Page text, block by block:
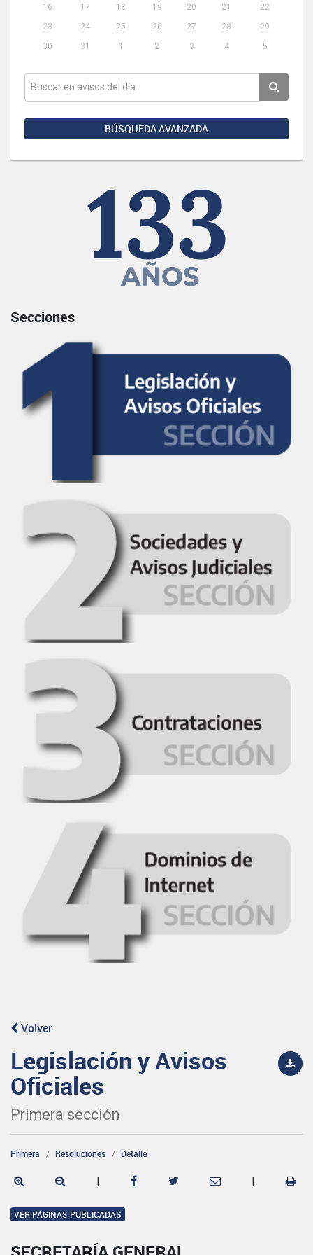
16
17 18 19 20 21
22
23
24 25 26 27 28
29
30
31 1 2 3 4 5
BÚSQUEDA AVANZADA
Secciones
Volver
Legislación y Avisos
Oficiales
Primera sección
Primera Resoluciones Detalle
| |
VER PÁGINAS PUBLICADAS